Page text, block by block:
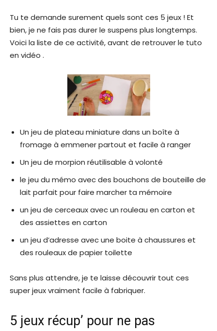
Tu te demande surement quels sont ces 5 jeux ! Et
bien, je ne fais pas durer le suspens plus longtemps.
Voici la liste de ce activité, avant de retrouver le tuto
en vidéo .
Un jeu de plateau miniature dans un boîte à
fromage à emmener partout et facile à ranger
Un jeu de morpion réutilisable à volonté
le jeu du mémo avec des bouchons de bouteille de
lait parfait pour faire marcher ta mémoire
un jeu de cerceaux avec un rouleau en carton et
des assiettes en carton
un jeu d’adresse avec une boite à chaussures et
des rouleaux de papier toilette
Sans plus attendre, je te laisse découvrir tout ces
super jeux vraiment facile à fabriquer.
5 jeux récup’ pour ne pas